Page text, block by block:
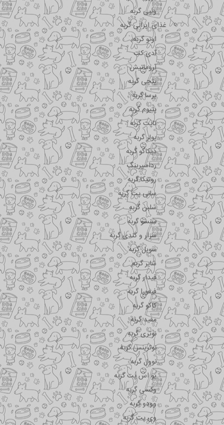
ونپی گربه
غذای ایرانی گربه
اونو گربه
آدی کت
آروماتیش
پتچی گربه
پرسا گربه
پتیوم گربه
تاپت گربه
پولر گربه
دیکاکو گربه
رداسپرینگ
روتیکا گربه
سانی پت گربه
سلبن گربه
سنسو گربه
سزار و کندی گربه
سویل گربه
شایر گربه
فیدار گربه
فیفورا گربه
کاکو گربه
مفید گربه
نوتری گربه
نوترینس گربه
نوول گربه
یو اس پت گربه
وکسی گربه
وودو گربه
وی پت گربه